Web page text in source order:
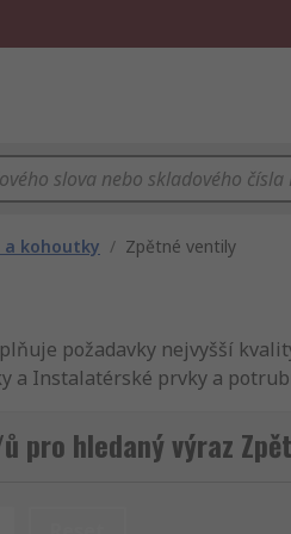
kohoutky / Zpětné ventily
požadavky nejvyšší
Instalatérské prvky a
si můžete
Na našich stránkách se
stran technických dat
pro hledaný výraz